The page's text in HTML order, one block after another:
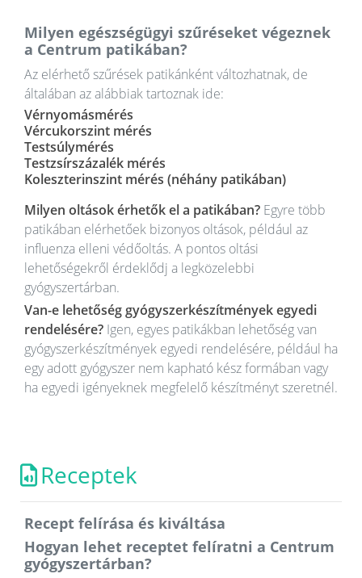
Milyen egészségügyi szűréseket végeznek
a Centrum patikában?
Az elérhető szűrések patikánként változhatnak, de
általában az alábbiak tartoznak ide:
Vérnyomásmérés
Vércukorszint mérés
Testsúlymérés
Testzsírszázalék mérés
Koleszterinszint mérés (néhány patikában)
Milyen oltások érhetők el a patikában? Egyre több
patikában elérhetőek bizonyos oltások, például az
influenza elleni védőoltás. A pontos oltási
lehetőségekről érdeklődj a legközelebbi
gyógyszertárban.
Van-e lehetőség gyógyszerkészítmények egyedi
rendelésére? Igen, egyes patikákban lehetőség van
gyógyszerkészítmények egyedi rendelésére, például ha
egy adott gyógyszer nem kapható kész formában vagy
ha egyedi igényeknek megfelelő készítményt szeretnél.
Receptek
Recept felírása és kiváltása
Hogyan lehet receptet felíratni a Centrum
gyógyszertárban?